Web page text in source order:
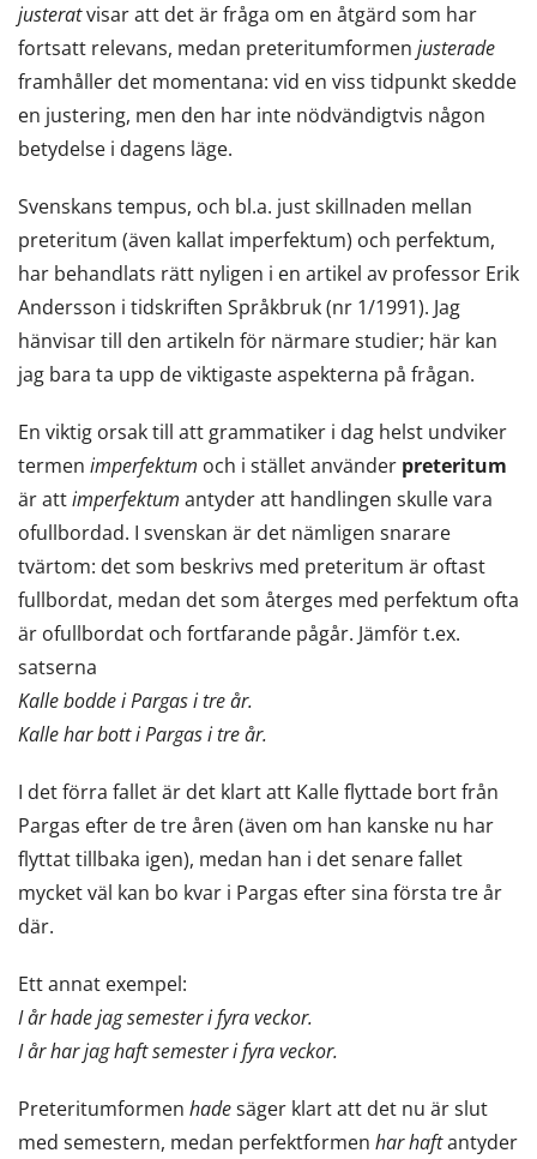
justeratvisar att det är fråga om en åtgärd som har
fortsatt relevans, medan preteritumformen justerade
framhåller det momentana: vid en viss tidpunkt skedde
en justering, men den har inte nödvändigtvis någon
betydelse i dagens läge.
Svenskans tempus, och bl.a. just skillnaden mellan
preteritum (även kallat imperfektum) och perfektum,
har behandlats rätt nyligen i en artikel av professor Erik
Andersson i tidskriften Språkbruk (nr 1/1991). Jag
hänvisar till den artikeln för närmare studier; här kan
jag bara ta upp de viktigaste aspekterna på frågan.
En viktig orsak till att grammatiker i dag helst undviker
termen imperfektum och i stället använder preteritum
är attimperfektum antyder att handlingen skulle vara
ofullbordad. I svenskan är det nämligen snarare
tvärtom: det som beskrivs med preteritum är oftast
fullbordat, medan det som återges med perfektum ofta
är ofullbordat och fortfarande pågår. Jämför t.ex.
satserna
Kalle bodde i Pargas i tre år.
Kalle har bott i Pargas i tre år.
I det förra fallet är det klart att Kalle flyttade bort från
Pargas efter de tre åren (även om han kanske nu har
flyttat tillbaka igen), medan han i det senare fallet
mycket väl kan bo kvar i Pargas efter sina första tre år
där.
Ett annat exempel:
I år hade jag semester i fyra veckor.
I år har jag haft semester i fyra veckor.
Preteritumformen hadesäger klart att det nu är slut
med semestern, medan perfektformen har haftantyder